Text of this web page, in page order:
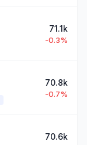
71.1k
-0.3%
70.8k
-0.7%
70.6k